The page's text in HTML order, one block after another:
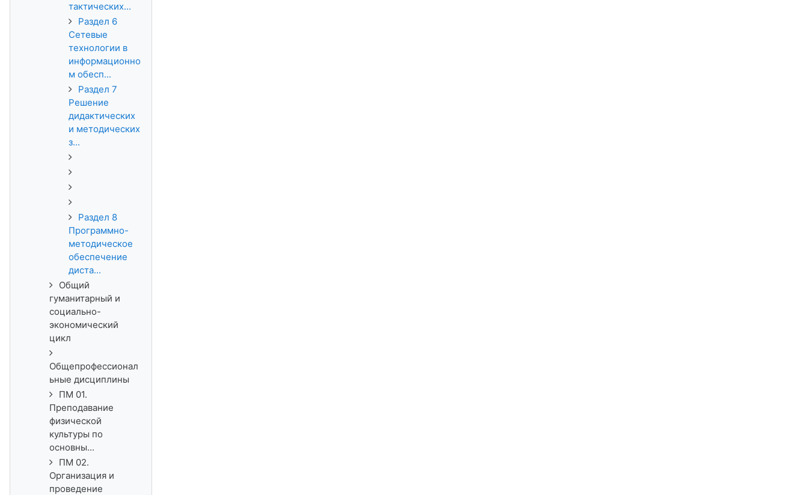
тактических...
Раздел 6
Сетевые
технологии в
информационно
м обесп...
Раздел 7
Решение
дидактических
и методических
з...
Раздел 8
Программно-
методическое
обеспечение
диста...
Общий
гуманитарный и
социально-
экономический
цикл
Общепрофессионал
ьные дисциплины
ПМ 01.
Преподавание
физической
культуры по
основны...
ПМ 02.
Организация и
проведение